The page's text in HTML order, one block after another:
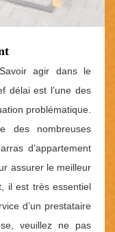
agir dans le
délai est l’une des
problématique.
des nombreuses
d’appartement
assurer le meilleur
il est très essentiel
d’un prestataire
veuillez ne pas